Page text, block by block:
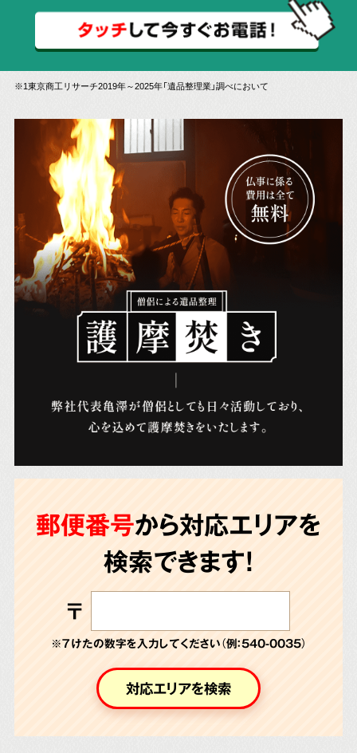
※1東京商工リサーチ2019年～2025年「遺品整理業」調べにおいて
郵便番号から対応エリアを
検索できます!
〒
※７けたの数字を入力してください（例：540-0035）
対応エリアを検索